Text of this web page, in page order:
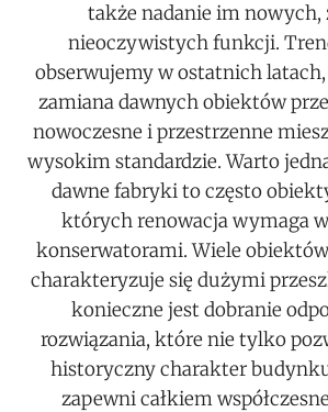
także nadanie im nowych,
nieoczywistych funkcji.
obserwujemy w ostatnich
zamiana dawnych obiektów
nowoczesne i przestrzenne
wysokim standardzie. Warto
dawne fabryki to często
których renowacja wymaga
konserwatorami. Wiele
charakteryzuje się dużymi
konieczne jest dobranie
rozwiązania, które nie tylko
historyczny charakter
zapewni całkiem